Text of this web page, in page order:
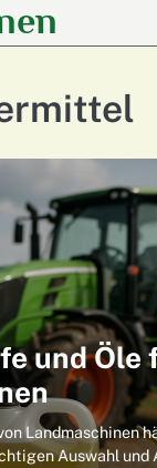
und Öle
Landmaschinen
Auswahl und